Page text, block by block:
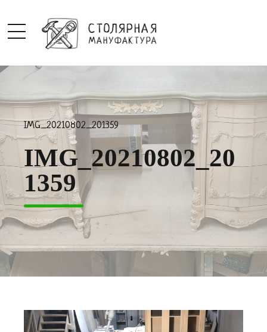
IMG_20210802_201359
IMG_20210802_20
1359